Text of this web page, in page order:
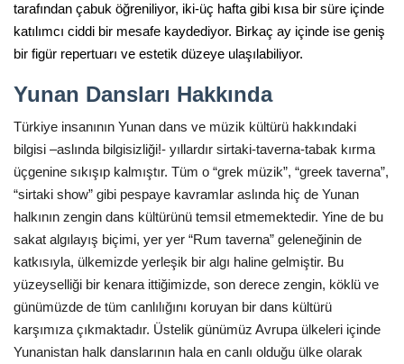
tarafından çabuk öğreniliyor, iki-üç hafta gibi kısa bir süre içinde
katılımcı ciddi bir mesafe kaydediyor. Birkaç ay içinde ise geniş
bir figür repertuarı ve estetik düzeye ulaşılabiliyor.
Yunan Dansları Hakkında
Türkiye insanının Yunan dans ve müzik kültürü hakkındaki
bilgisi –aslında bilgisizliği!- yıllardır sirtaki-taverna-tabak kırma
üçgenine sıkışıp kalmıştır. Tüm o “grek müzik”, “greek taverna”,
“sirtaki show” gibi pespaye kavramlar aslında hiç de Yunan
halkının zengin dans kültürünü temsil etmemektedir. Yine de bu
sakat algılayış biçimi, yer yer “Rum taverna” geleneğinin de
katkısıyla, ülkemizde yerleşik bir algı haline gelmiştir. Bu
yüzeyselliği bir kenara ittiğimizde, son derece zengin, köklü ve
günümüzde de tüm canlılığını koruyan bir dans kültürü
karşımıza çıkmaktadır. Üstelik günümüz Avrupa ülkeleri içinde
Yunanistan halk danslarının hala en canlı olduğu ülke olarak